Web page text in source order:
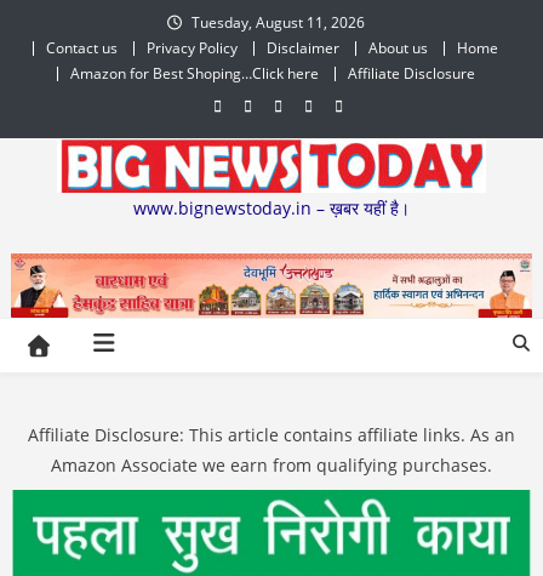
content
Tuesday, August 11, 2026
Contact us
Privacy Policy Disclaimer About us
Home
Amazon for Best Shoping…Click here
Affiliate Disclosure
www.bignewstoday.in – ख़बर यहीं है।
Affiliate Disclosure: This article contains affiliate links. As an
Amazon Associate we earn from qualifying purchases.